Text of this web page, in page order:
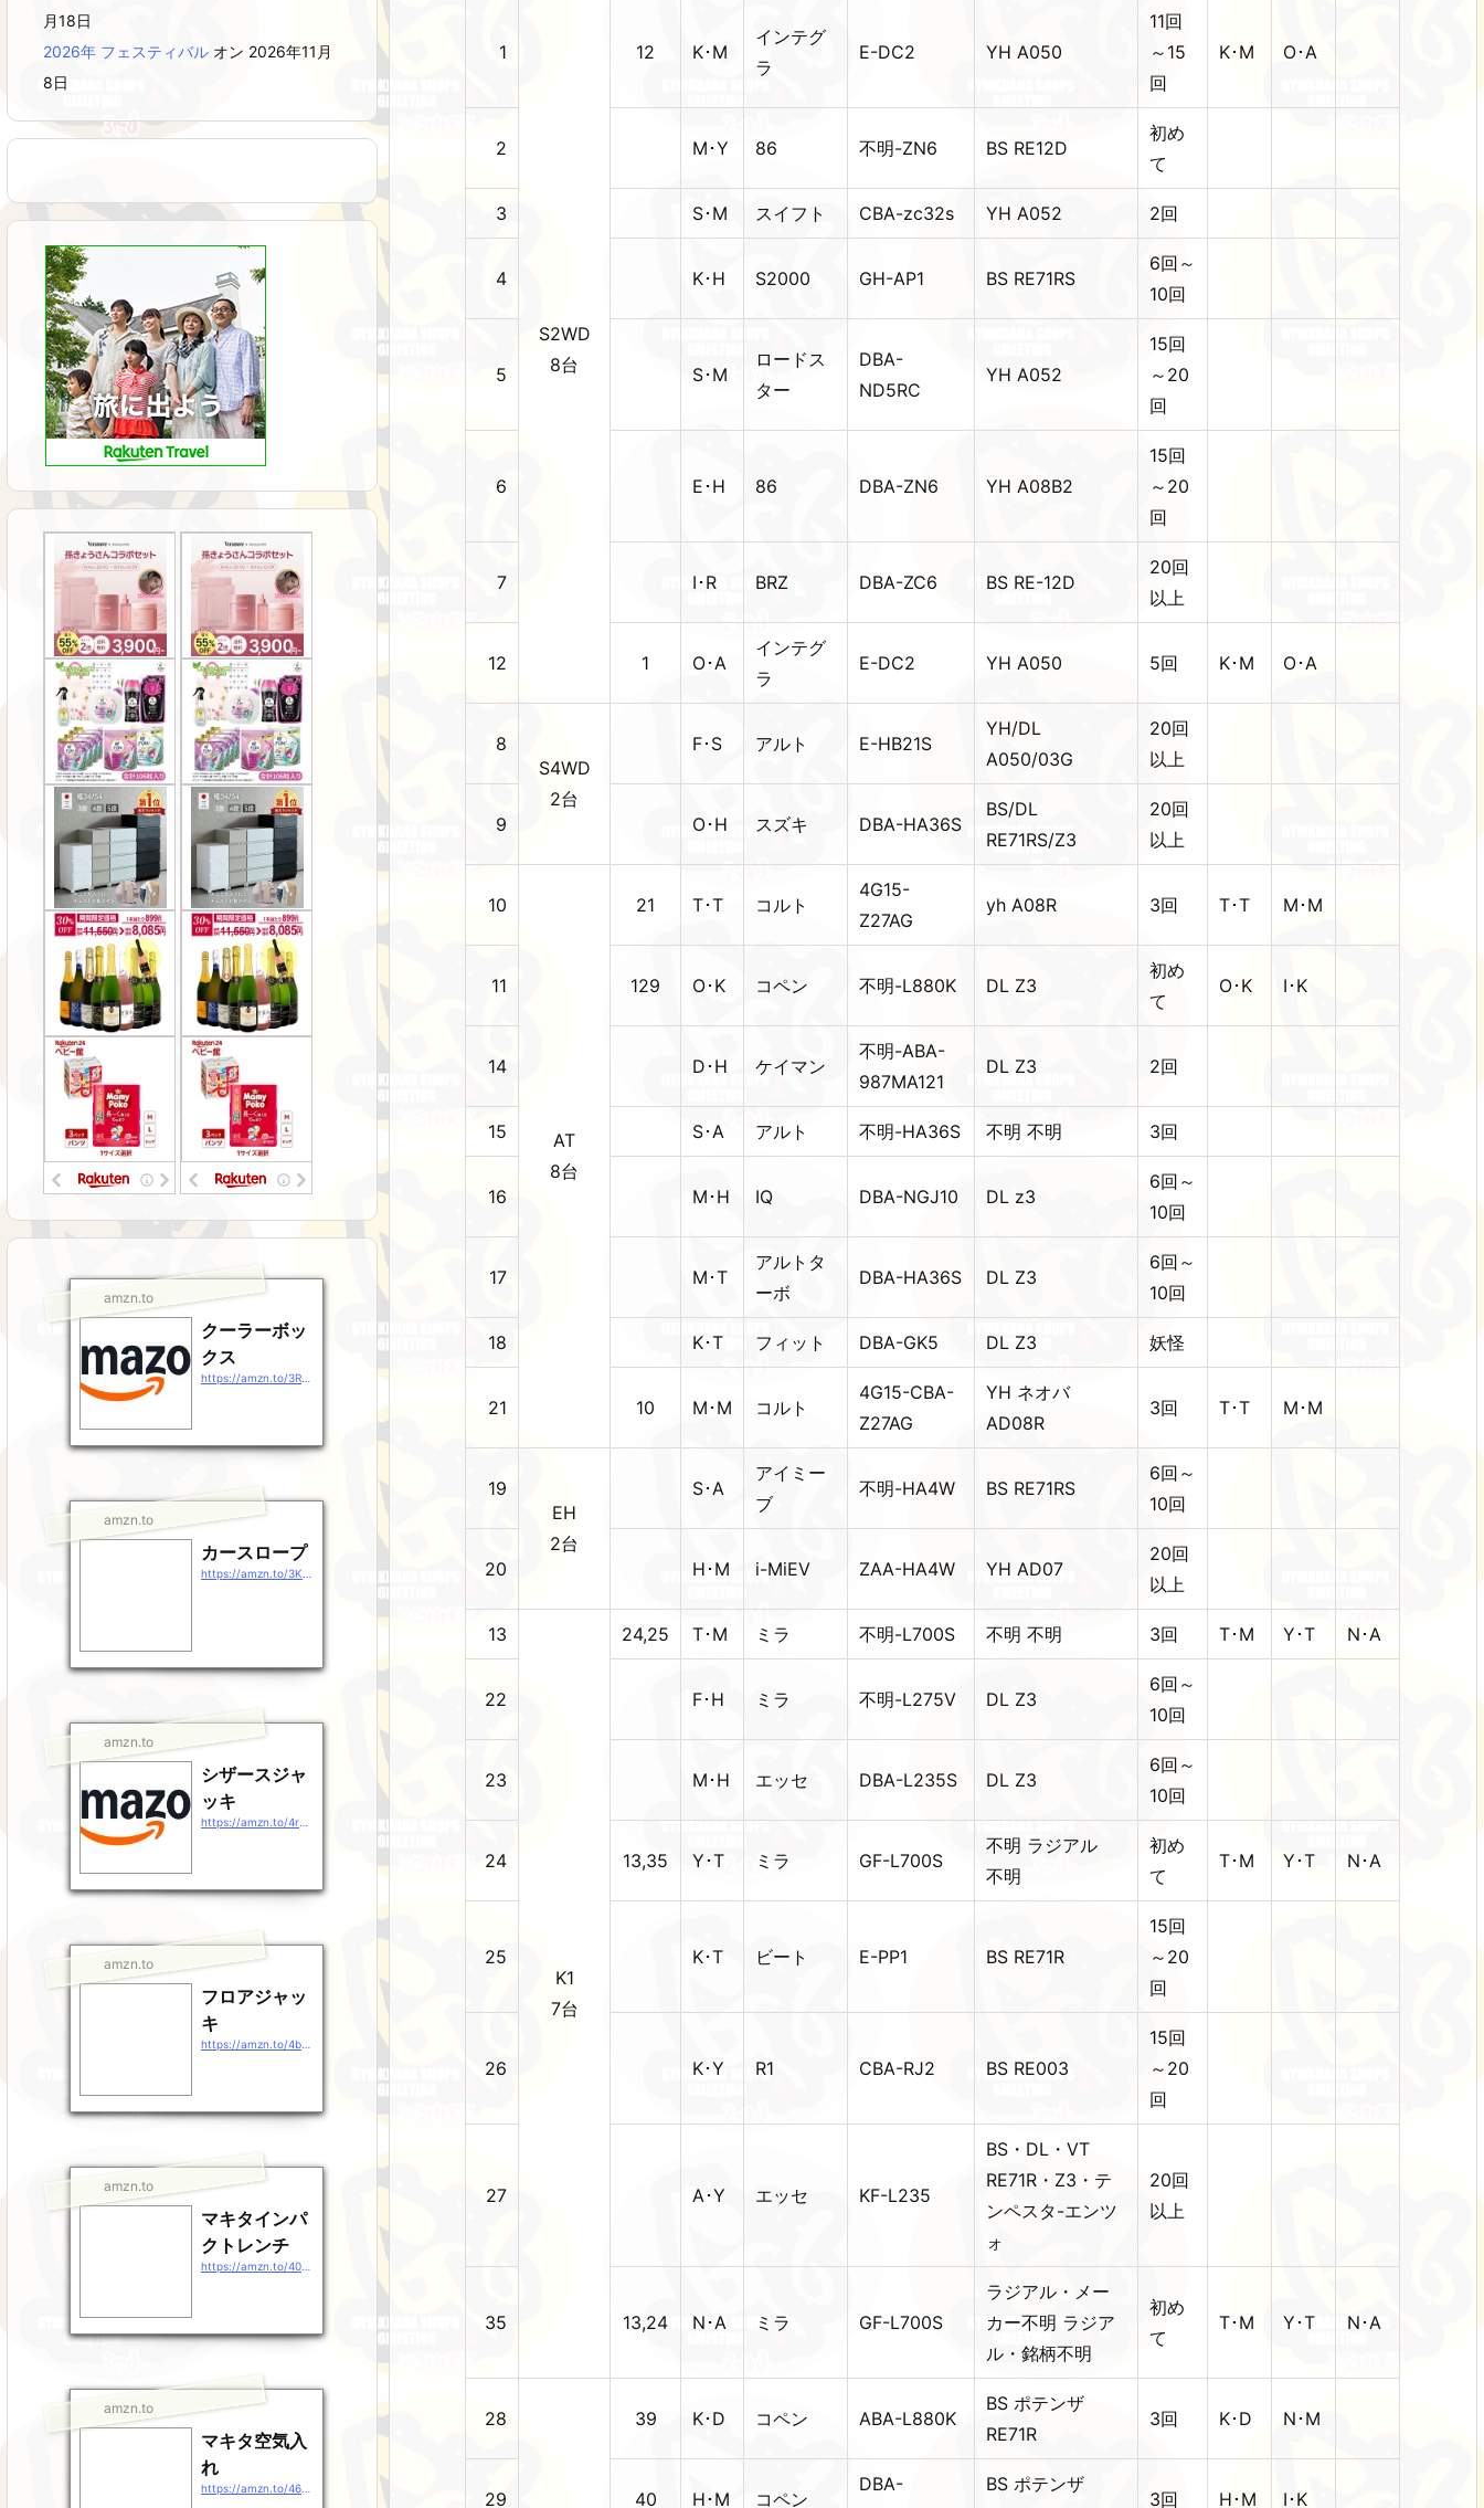
1
S2WD
8台
12 K･M
インテグ
ラ
E-DC2 YH A050
11回
～15
回
K･M O･A
2 M･Y 86 不明-ZN6 BS RE12D
初め
て
3 S･M スイフト CBA-zc32s YH A052 2回
4 K･H S2000 GH-AP1 BS RE71RS
6回～
10回
5 S･M
ロードス
ター
DBA-
ND5RC
YH A052
15回
～20
回
6 E･H 86 DBA-ZN6 YH A08B2
15回
～20
回
7 I･R BRZ DBA-ZC6 BS RE-12D
20回
以上
12 1 O･A
インテグ
ラ
E-DC2 YH A050 5回 K･M O･A
8
S4WD
2台
F･S アルト E-HB21S
YH/DL
A050/03G
20回
以上
9 O･H スズキ DBA-HA36S
BS/DL
RE71RS/Z3
20回
以上
10
AT
8台
21 T･T コルト
4G15-
Z27AG
yh A08R 3回 T･T M･M
11 129 O･K コペン 不明-L880K DL Z3
初め
て
O･K I･K
14 D･H ケイマン
不明-ABA-
987MA121
DL Z3 2回
15 S･A アルト 不明-HA36S 不明 不明 3回
16 M･H IQ DBA-NGJ10 DL z3
6回～
10回
17 M･T
アルトタ
ーボ
DBA-HA36S DL Z3
6回～
10回
18 K･T フィット DBA-GK5 DL Z3 妖怪
21 10 M･M コルト
4G15-CBA-
Z27AG
YH ネオバ
AD08R
3回 T･T M･M
19
EH
2台
S･A
アイミー
ブ
不明-HA4W BS RE71RS
6回～
10回
20 H･M i-MiEV ZAA-HA4W YH AD07
20回
以上
13
K1
7台
24,25 T･M ミラ 不明-L700S 不明 不明 3回 T･M Y･T N･A
22 F･H ミラ 不明-L275V DL Z3
6回～
10回
23 M･H エッセ DBA-L235S DL Z3
6回～
10回
24 13,35 Y･T ミラ GF-L700S
不明 ラジアル
不明
初め
て
T･M Y･T N･A
25 K･T ビート E-PP1 BS RE71R
15回
～20
回
26 K･Y R1 CBA-RJ2 BS RE003
15回
～20
回
27 A･Y エッセ KF-L235
BS・DL・VT
RE71R・Z3・テ
ンペスタ-エンツ
ォ
20回
以上
35 13,24 N･A ミラ GF-L700S
ラジアル・メー
カー不明 ラジア
ル・銘柄不明
初め
て
T･M Y･T N･A
28 39 K･D コペン ABA-L880K
BS ポテンザ
RE71R
3回 K･D N･M
29 40 H･M コペン
DBA-
BS ポテンザ
3回 H･M I･K
月18日
2026年 フェスティバル オン 2026年11月
8日
amzn.to
クーラーボッ
クス
amzn.to
カースロープ
amzn.to
シザースジャ
ッキ
amzn.to
フロアジャッ
キ
amzn.to
マキタインパ
クトレンチ
amzn.to
マキタ空気入
れ